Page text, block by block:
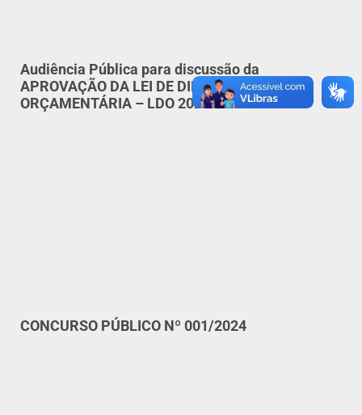
Audiência Pública para discussão da
APROVAÇÃO DA LEI DE DIRETRIZES
ORÇAMENTÁRIA – LDO 2024.
CONCURSO PÚBLICO Nº 001/2024